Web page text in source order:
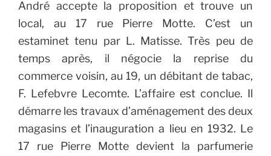
André accepte la proposition et trouve un
local, au 17 rue Pierre Motte. C’est un
estaminet tenu par L. Matisse. Très peu de
temps après, il négocie la reprise du
commerce voisin, au 19, un débitant de tabac,
F. Lefebvre Lecomte. L’affaire est conclue. Il
démarre les travaux d’aménagement des deux
magasins et l’inauguration a lieu en 1932. Le
17 rue Pierre Motte devient la parfumerie